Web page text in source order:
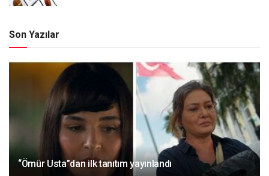
Son Yazılar
“Ömür Usta”dan ilk tanıtım yayınlandı